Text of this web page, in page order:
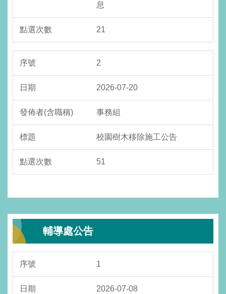
息
21
2
2026-07-20
事務組
校園樹木移除施工公告
51
輔導處公告
1
2026-07-08